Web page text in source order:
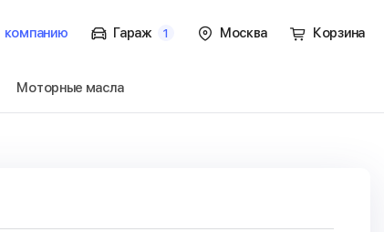
компанию Гараж 1 Москва Корзина
Моторные масла